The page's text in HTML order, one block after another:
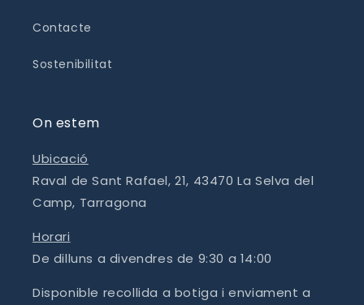
Contacte
Sostenibilitat
On estem
Ubicació
Raval de Sant Rafael, 21, 43470 La Selva del
Camp, Tarragona
Horari
De dilluns a divendres de 9:30 a 14:00
Disponible recollida a botiga i enviament a